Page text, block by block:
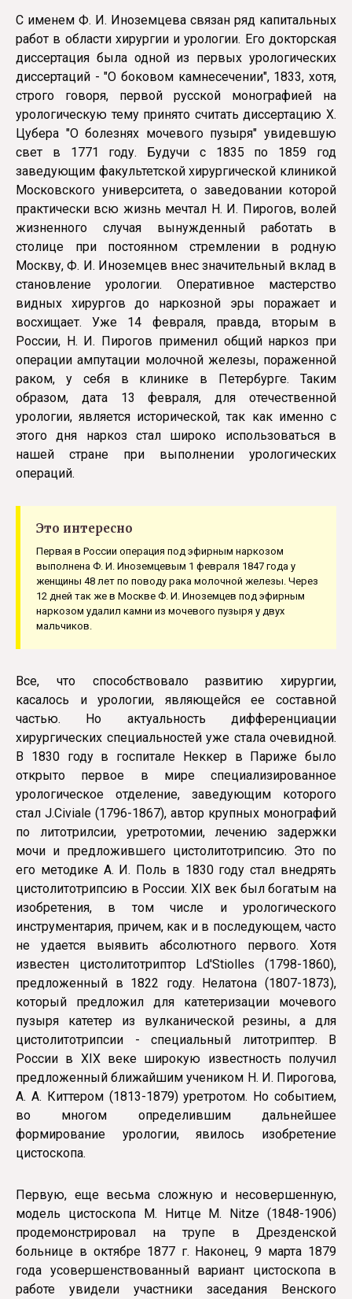
С именем Ф. И. Иноземцева связан ряд капитальных
работ в области хирургии и урологии. Его докторская
диссертация была одной из первых уро­логических
диссертаций - "О боковом камнесечении", 1833, хотя,
строго говоря, первой русской монографией на
урологическую тему принято считать диссертацию Х.
Цубера "О болезнях мочевого пузыря" увидевшую
свет в 1771 году. Будучи с 1835 по 1859 год
заведующим факультетской хирургической клиникой
Московского университета, о заведовании которой
практически всю жизнь мечтал Н. И. Пирогов, волей
жизненного случая вынужденный работать в
столице при постоянном стремлении в родную
Москву, Ф. И. Иноземцев внес значительный вклад в
становление урологии. Оперативное мастерство
видных хирургов до наркозной эры поражает и
восхищает. Уже 14 февраля, правда, вторым в
России, Н. И. Пирогов применил общий наркоз при
операции ампутации молочной железы, пораженной
раком, у себя в клинике в Петербурге. Таким
образом, дата 13 февраля, для отечественной
урологии, является исторической, так как именно с
этого дня наркоз стал широко использоваться в
нашей стране при выполнении урологических
операций.
Это интересно
Первая в России операция под эфирным наркозом
выполнена Ф. И. Иноземцевым 1 февраля 1847 года у
женщины 48 лет по поводу рака молочной железы. Через
12 дней так же в Москве Ф. И. Иноземцев под эфирным
наркозом удалил камни из мочевого пузыря у двух
мальчиков.
Все, что способствовало развитию хирургии,
касалось и урологии, являющейся ее составной
частью. Но актуальность дифференциации
хирургических специальностей уже стала очевидной.
В 1830 году в госпитале Неккер в Париже было
открыто первое в мире специализированное
урологическое отделение, заведующим которого
стал J.Civiale (1796-1867), автор крупных монографий
по литотрилсии, уретротомии, лечению задержки
мочи и предложившего цистолитотрипсию. Это по
его методике А. И. Поль в 1830 году стал внедрять
цистолитотрипсию в России. XIX век был богатым на
изобретения, в том числе и урологического
инструментария, причем, как и в последующем, часто
не удается выявить абсолютно­го первого. Хотя
известен цистолитотриптор Ld'Stiolles (1798-1860),
предложенный в 1822 году. Нелатона (1807-1873),
который предложил для катетеризации мочевого
пузыря катетер из вулканической резины, а для
цистолитотрипсии - специальный литотриптер. В
России в XIX веке широкую известность получил
предложенный ближайшим учеником Н. И. Пирогова,
А. А. Киттером (1813-1879) уретротом. Но событием,
во многом определившим дальнейшее
формирование урологии, явилось изобретение
цистоскопа.
Первую, еще весьма сложную и несовершенную,
модель цистоскопа М. Нитце M. Nitze (1848-1906)
продемонстрировал на трупе в Дрезденской
больнице в октябре 1877 г. Наконец, 9 марта 1879
года усовершенствованный вариант цистоскопа в
работе увидели участники заседания Венского